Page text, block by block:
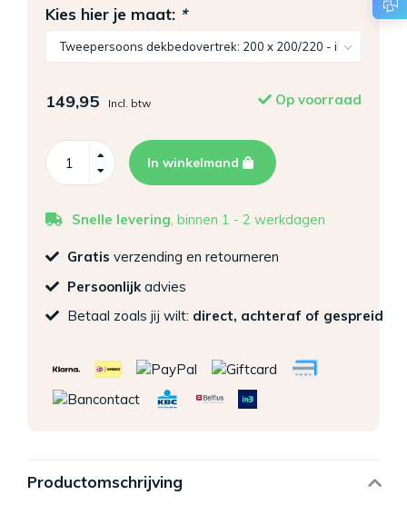
Kies hier je maat: *
149,95 Incl. btw Op voorraad
In winkelmand
Snelle levering, binnen 1 - 2 werkdagen
Gratis verzending en retourneren
Persoonlijk advies
Betaal zoals jij wilt: direct, achteraf of gespreid
Productomschrijving